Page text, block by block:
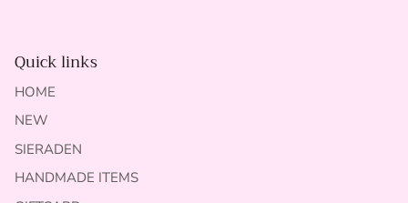
Quick links
HOME
NEW
SIERADEN
HANDMADE ITEMS